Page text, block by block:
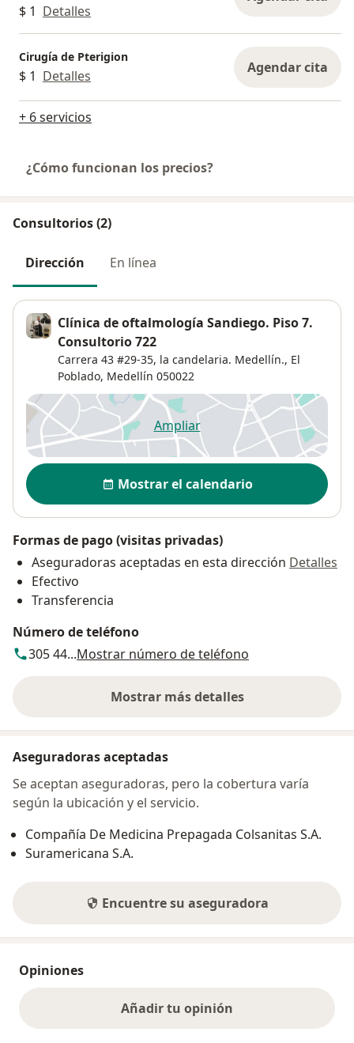
$ 1 Detalles
Cirugía de Pterigion
$ 1 Detalles Agendar cita
+ 6 servicios
¿Cómo funcionan los precios?
Consultorios (2)
Dirección En línea
Clínica de oftalmología Sandiego. Piso 7.
Consultorio 722
Carrera 43 #29-35, la candelaria. Medellín., El
Poblado, Medellín 050022
Ampliarse abre en una nueva
Disponibilidad
Mostrar el calendario
Formas de pago (visitas privadas)
Aseguradoras aceptadas en esta dirección Detalles
Efectivo
Transferencia
Número de teléfono
305 44...Mostrar número de teléfono
Mostrar más detalles
sobre la dirección
Aseguradoras aceptadas
Se aceptan aseguradoras, pero la cobertura varía
según la ubicación y el servicio.
Compañía De Medicina Prepagada Colsanitas S.A.
Suramericana S.A.
Encuentre su aseguradora
Opiniones
Añadir tu opinión